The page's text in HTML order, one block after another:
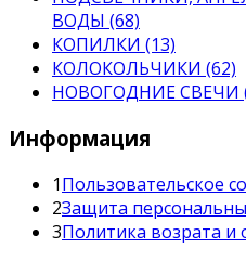
ВОДЫ (68)
КОПИЛКИ (13)
КОЛОКОЛЬЧИКИ (62)
НОВОГОДНИЕ СВЕЧИ
Информация
1Пользовательское
2Защита
3Политика возрата и